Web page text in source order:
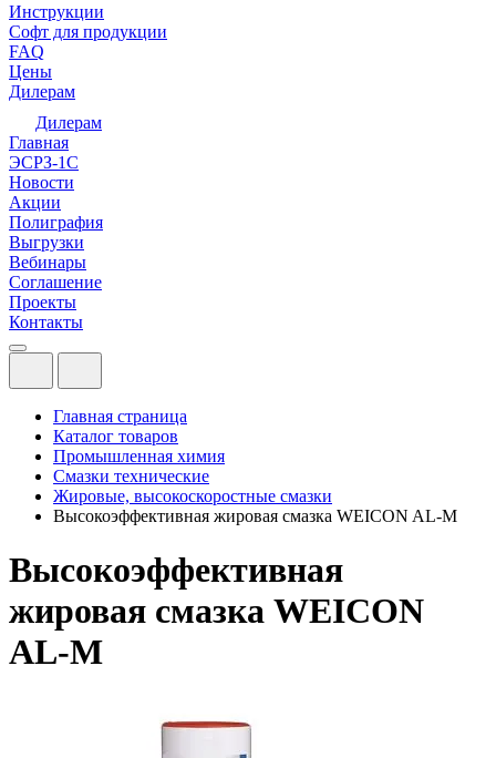
Инструкции
Софт для продукции
FAQ
Цены
Дилерам
Дилерам
Главная
ЭСРЗ-1С
Новости
Акции
Полиграфия
Выгрузки
Вебинары
Соглашение
Проекты
Контакты
Главная страница
Каталог товаров
Промышленная химия
Смазки технические
Жировые, высокоскоростные смазки
Высокоэффективная жировая смазка WEICON AL-M
Высокоэффективная
жировая смазка WEICON
AL-M